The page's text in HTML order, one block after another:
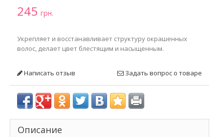
245 грн.
Укрепляет и восстанавливает структуру окрашенных
волос, делает цвет блестящим и насыщенным.
Написать отзыв Задать вопрос о товаре
Описание